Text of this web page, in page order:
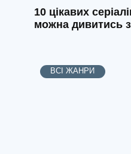
10 цікавих
можна дивитись з
ВСІ ЖАНРИ